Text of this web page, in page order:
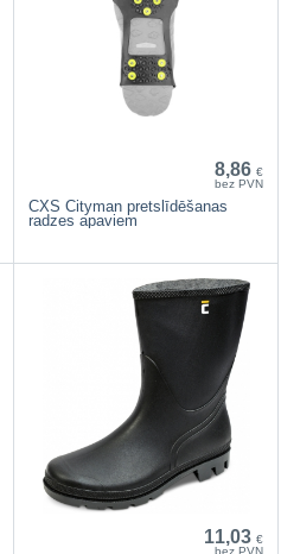
8,86 €
bez PVN
CXS Cityman pretslīdēšanas
radzes apaviem
11,03 €
bez PVN